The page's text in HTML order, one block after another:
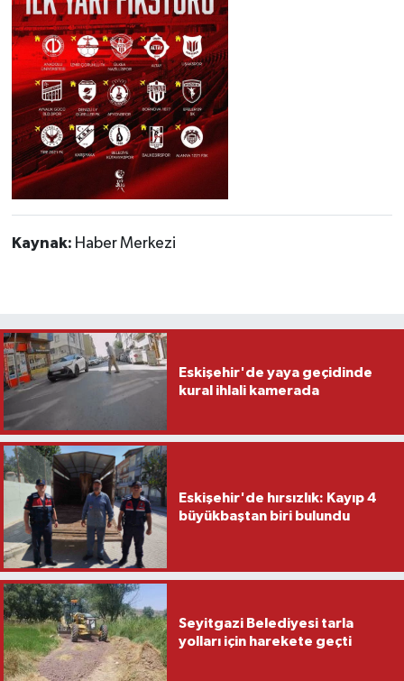
Kaynak: Haber Merkezi
Eskişehir'de yaya geçidinde
kural ihlali kamerada
Eskişehir'de hırsızlık: Kayıp 4
büyükbaştan biri bulundu
Seyitgazi Belediyesi tarla
yolları için harekete geçti